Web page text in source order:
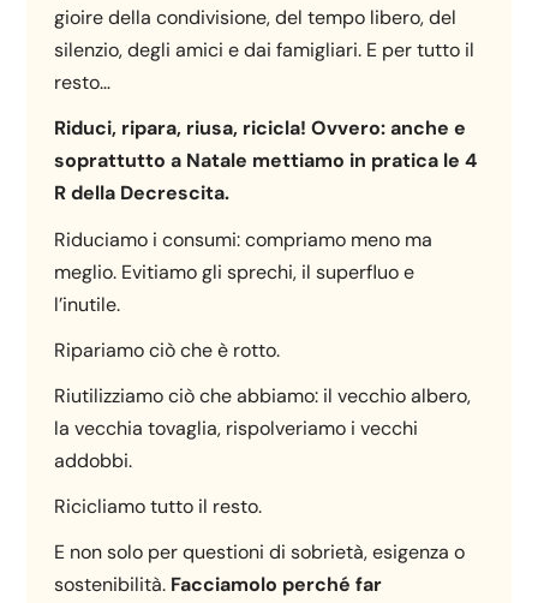
gioire della condivisione, del tempo libero, del
silenzio, degli amici e dai famigliari. E per tutto il
resto…
Riduci, ripara, riusa, ricicla! Ovvero: anche e
soprattutto a Natale mettiamo in pratica le 4
R della Decrescita.
Riduciamo i consumi: compriamo meno ma
meglio. Evitiamo gli sprechi, il superfluo e
l’inutile.
Ripariamo ciò che è rotto.
Riutilizziamo ciò che abbiamo: il vecchio albero,
la vecchia tovaglia, rispolveriamo i vecchi
addobbi.
Ricicliamo tutto il resto.
E non solo per questioni di sobrietà, esigenza o
sostenibilità. Facciamolo perché far